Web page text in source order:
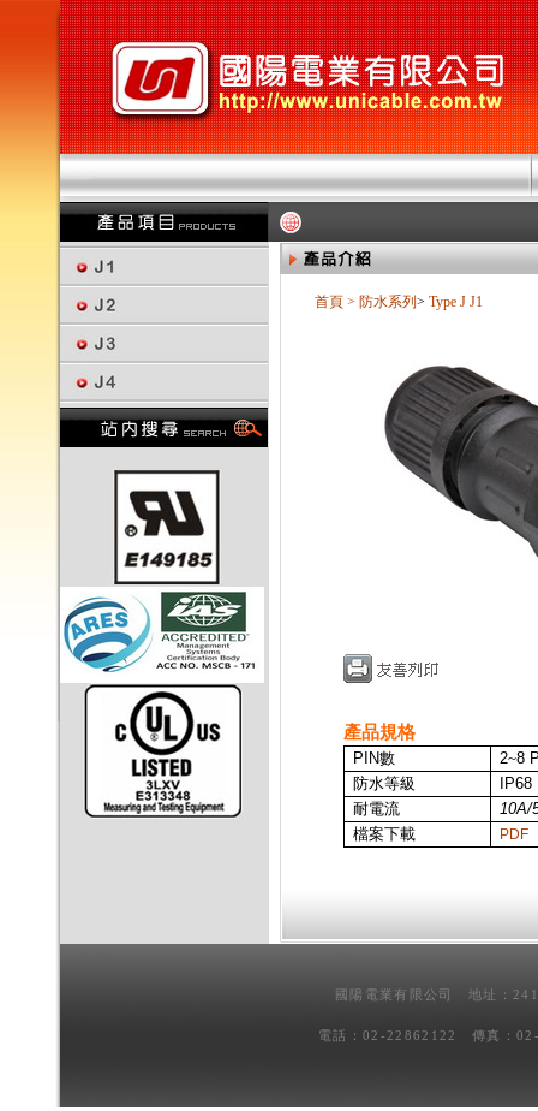
首頁 > 防水系列 > Type J J1
產品規格
PIN數 2~8
防水等級
IP68
耐電流
10A/
檔案下載
PDF
國陽電業有限公司 地址：
電話：02-22862122 傳真：